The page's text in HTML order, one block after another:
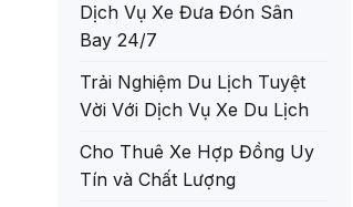
Dịch Vụ Xe Đưa Đón Sân
Bay 24/7
Trải Nghiệm Du Lịch Tuyệt
Vời Với Dịch Vụ Xe Du Lịch
Cho Thuê Xe Hợp Đồng Uy
Tín và Chất Lượng